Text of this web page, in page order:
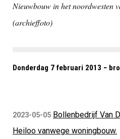
Nieuwbouw in het noordwesten
(archieffoto)
Donderdag 7 februari 2013 −
2023-05-05 Bollenbedrijf Van
Heiloo vanwege woningbouw.